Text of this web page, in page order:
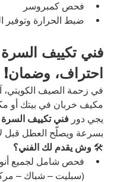
فحص كمبروسر
ضبط الحرارة وتوفير
فني تكييف
احتراف، وضمان!
في زحمة الصيف الكويتي،
مكيف خربان في بيتك أو
يجي دور فني تكييف السرة
بسرعة ويصلّح العطل قبل
🛠️ وش يقدم لك الفني؟
فحص شامل لجميع
(سبليت – شباك –